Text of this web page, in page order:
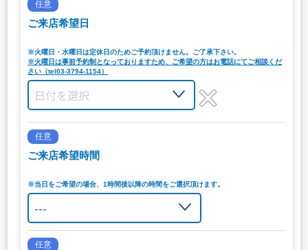
任意
ご来店希望日
※火曜日・水曜日は定休日のためご予約頂けません。ご了承下さい。
※火曜日は事前予約制となっておりますため、ご希望の方はお電話にてご相談くだ
さい（tel03-3794-1154）
任意
ご来店希望時間
※当日をご希望の場合、1時間後以降の時間をご選択頂けます。
任意